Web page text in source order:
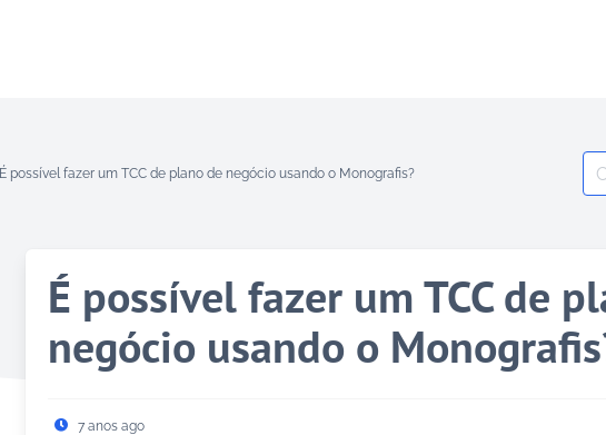
É possível fazer um TCC de plano de negócio usando o Monografis?
É possível fazer um TCC de
negócio usando o
7 anos ago